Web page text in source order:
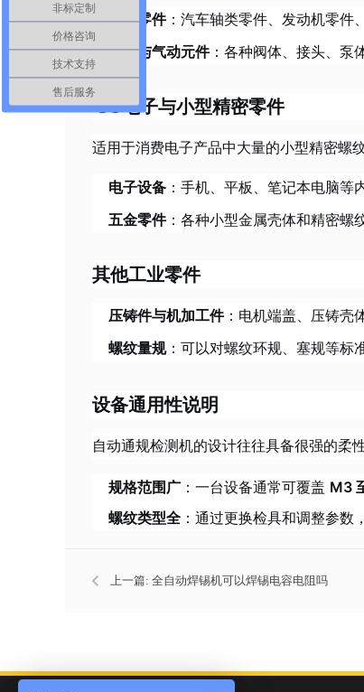
汽车零件：汽车轴类零件、发动机零件
液压与气动元件：各种阀体、接头、泵
3C电子与小型精密零件
适用于消费电子产品中大量的小型精密螺纹
电子设备 ：手机、平板、笔记本电脑等
五金零件：各种小型金属壳体和精密螺
其他工业零件
压铸件与机加工件：电机端盖、压铸壳
螺纹量规：可以对螺纹环规、塞规等标
设备通用性说明
自动通规检测机的设计往往具备很强的柔
规格范围广 ：一台设备通常可覆盖 M3
螺纹类型全 ：通过更换检具和调整参数
上一篇: 全自动焊锡机可以焊锡电容电阻吗
非标定制
价格咨询
技术支持
售后服务